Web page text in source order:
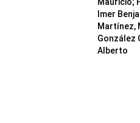
Imer
Martínez,
González
Alberto